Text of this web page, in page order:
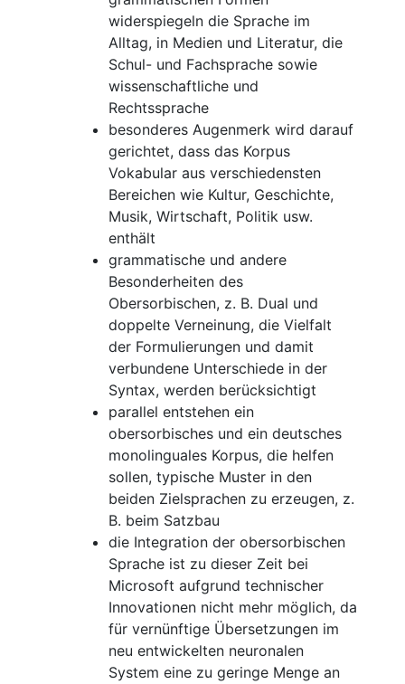
widerspiegeln die Sprache im
Alltag, in Medien und Literatur, die
Schul- und Fachsprache sowie
wissenschaftliche und
Rechtssprache
besonderes Augenmerk wird darauf
gerichtet, dass das Korpus
Vokabular aus verschiedensten
Bereichen wie Kultur, Geschichte,
Musik, Wirtschaft, Politik usw.
enthält
grammatische und andere
Besonderheiten des
Obersorbischen, z. B. Dual und
doppelte Verneinung, die Vielfalt
der Formulierungen und damit
verbundene Unterschiede in der
Syntax, werden berücksichtigt
parallel entstehen ein
obersorbisches und ein deutsches
monolinguales Korpus, die helfen
sollen, typische Muster in den
beiden Zielsprachen zu erzeugen, z.
B. beim Satzbau
die Integration der obersorbischen
Sprache ist zu dieser Zeit bei
Microsoft aufgrund technischer
Innovationen nicht mehr möglich, da
für vernünftige Übersetzungen im
neu entwickelten neuronalen
System eine zu geringe Menge an